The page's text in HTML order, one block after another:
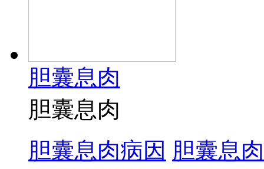
胆囊息肉
胆囊息肉
胆囊息肉病因 胆囊息